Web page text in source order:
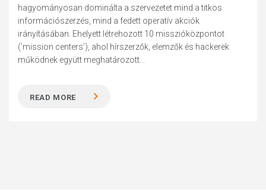
hagyományosan dominálta a szervezetet mind a titkos
információszerzés, mind a fedett operatív akciók
irányításában. Ehelyett létrehozott 10 misszióközpontot
(’mission centers’), ahol hírszerzők, elemzők és hackerek
működnek együtt meghatározott...
READ MORE